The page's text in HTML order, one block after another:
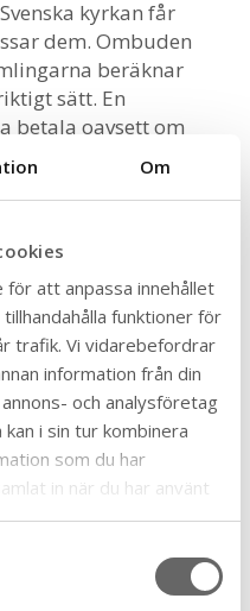
Om
att anpassa innehållet
funktioner för
trafik. Vi vidarebefordrar
information från din
och analysföretag
i sin tur kombinera
som du har
in när du har använt
kyrkan får
dem. Ombuden
beräknar
sätt. En
betala oavsett om
inte. Hur stor avgift
går till
och inte används till
fungerar för dem
kyrkan.
dem som inte
till dem inte